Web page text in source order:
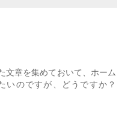
文章を集めておいて、ホーム
いのですが、どうですか？